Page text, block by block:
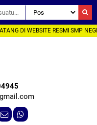
DI WEBSITE RESMI SMP